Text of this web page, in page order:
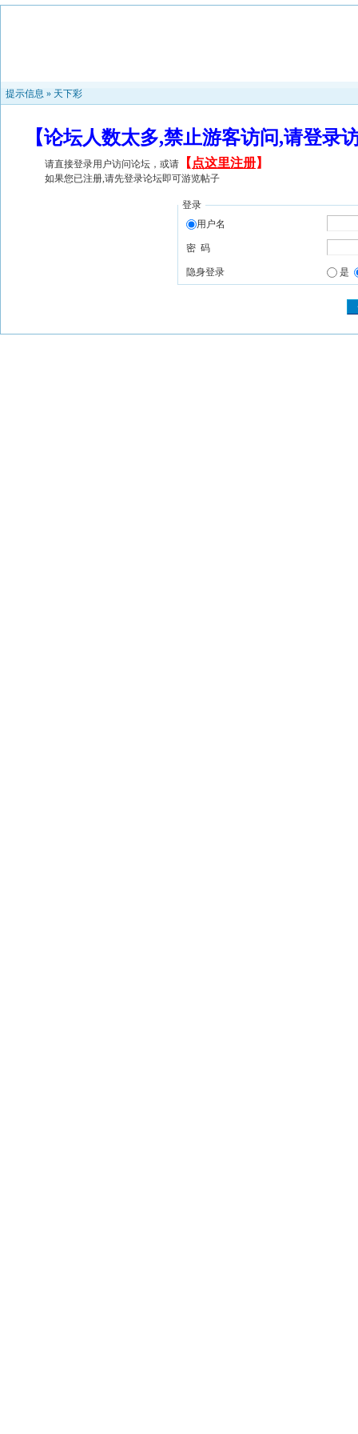
提示信息 » 天下彩
【论坛人数太多,禁止游客访问,请登
请直接登录用户访问论坛，或请 【 点这里注册】
如果您已注册,请先登录论坛即可游览帖子
登录
用户名
密 码
隐身登录 是